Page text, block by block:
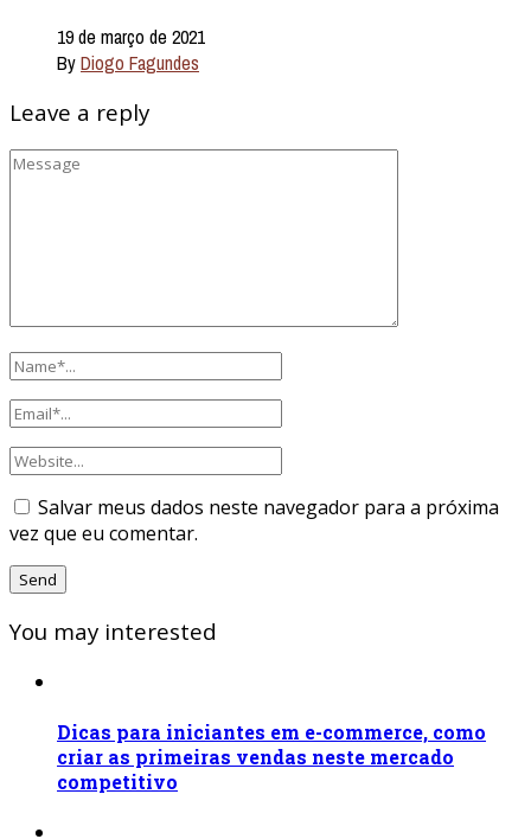
19 de março de 2021
ByDiogo Fagundes
Leave a reply
Salvar meus dados neste navegador para a próxima
vez que eu comentar.
You may interested
Dicas para iniciantes em e-commerce, como
criar as primeiras vendas neste mercado
competitivo